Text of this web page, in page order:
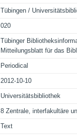
Tübingen /
020
Tübinger
Mitteilungsblatt für das
Periodical
2012-10-10
Universitätsbibliothek
8 Zentrale, interfakultäre
Text